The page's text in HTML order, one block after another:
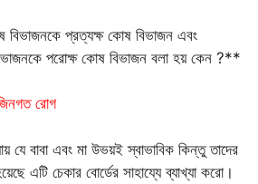
বিভাজনকে প্রত্যক্ষ কোষ বিভাজন এবং
পরোক্ষ কোষ বিভাজন বলা হয় কেন ?**
রোগ
যে বাবা এবং মা উভয়ই স্বাভাবিক কিন্তু তাদের
এটি চেকার বোর্ডের সাহায্যে ব্যাখ্যা করো।